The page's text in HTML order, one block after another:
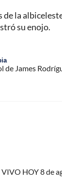
de la
su enojo.
de James
HOY 8 de